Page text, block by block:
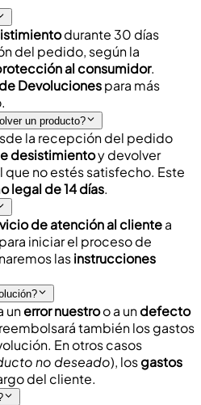
durante 30 días
del pedido, según la
al consumidor.
Devolucionespara más
un producto?
la recepción del pedido
desistimientoy devolver
no estés satisfecho. Este
legal de 14 días.
de atención al clientea
para iniciar el proceso de
lasinstrucciones
unerror nuestroo a undefecto
también losgastos
En otros casos
no deseado), losgastos
del cliente.